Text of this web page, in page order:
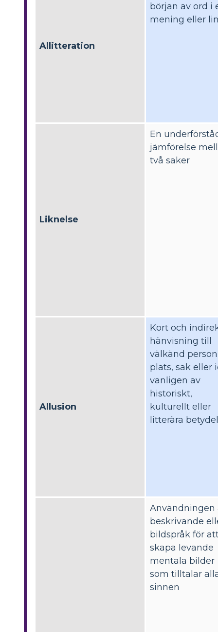
Allitteration
början av ord i
mening eller
Liknelse
En
jämförelse
två saker
Allusion
Kort och
hänvisning till
välkänd
plats, sak eller
vanligen av
historiskt,
kulturellt eller
litterära
Användningen
beskrivande
bildspråk för
skapa levande
mentala bilder
som tilltalar
sinnen